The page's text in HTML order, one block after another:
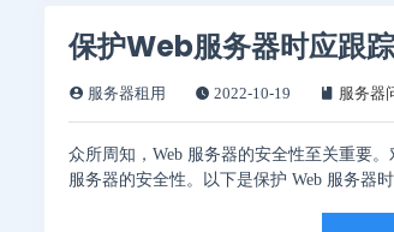
保护Web服务器时应跟
服务器租用 2022-10-19 服务器
众所周知，Web 服务器的安全性至关重要
服务器的安全性。以下是保护 Web 服务器